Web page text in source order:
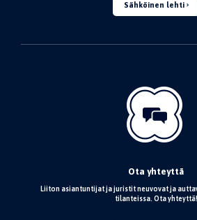
Sähköinen lehti
Ota yhteyttä
Liiton asiantuntijat ja juristit neuvovat ja
tilanteissa. Ota yhteyttä!